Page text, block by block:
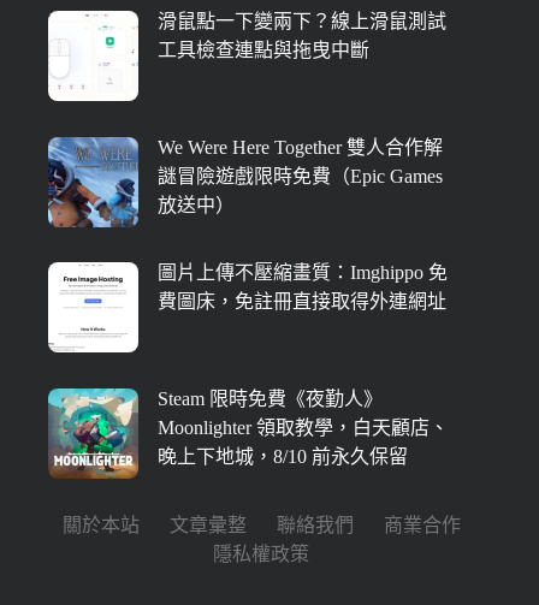
滑鼠點一下變兩下？線上滑鼠測試
工具檢查連點與拖曳中斷
We Were Here Together 雙人合作解
謎冒險遊戲限時免費（Epic Games
放送中）
圖片上傳不壓縮畫質：Imghippo 免
費圖床，免註冊直接取得外連網址
Steam 限時免費《夜勤人》
Moonlighter 領取教學，白天顧店、
晚上下地城，8/10 前永久保留
關於本站 文章彙整 聯絡我們
商業合作
隱私權政策